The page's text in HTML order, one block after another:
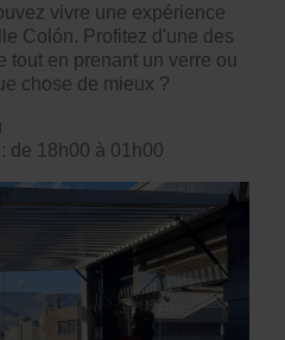
vivre une expérience
Colón. Profitez d'une des
tout en prenant un verre ou
chose de mieux ?
de 18h00 à 01h00